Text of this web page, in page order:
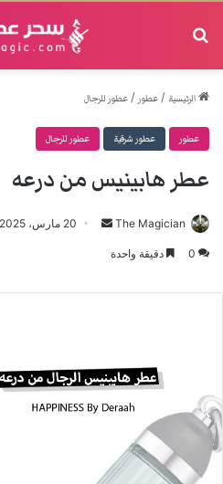
الرئيسية /عطور/عطور للرجال
عطور عطور شرقية عطور للرجال
عطر هابينيس من درعه
The Magician
أرسل
20 مارس، 2025
0 دقيقة واحدة